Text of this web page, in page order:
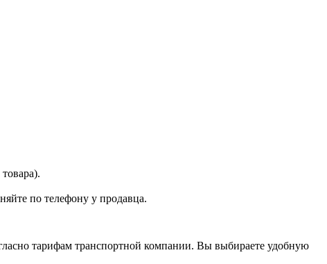
по телефону у продавца.
тарифам транспортной компании. Вы выбираете удобную